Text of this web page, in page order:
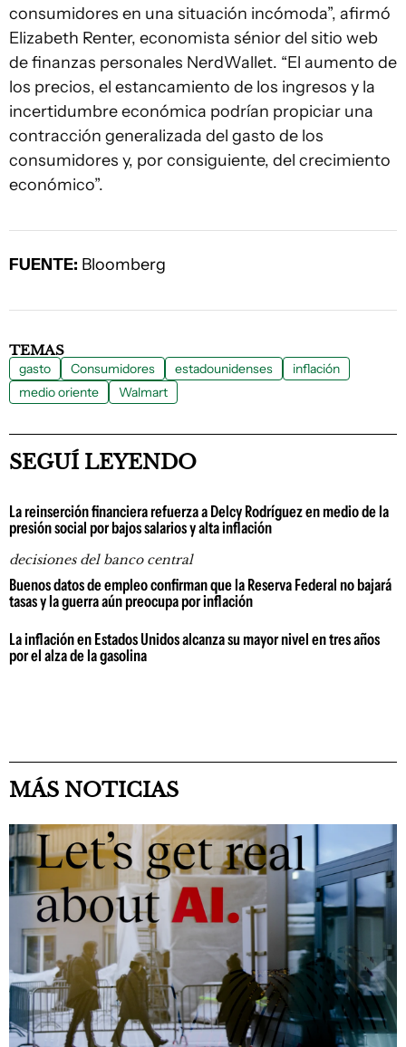
consumidores en una situación incómoda”, afirmó
Elizabeth Renter, economista sénior del sitio web
de finanzas personales NerdWallet. “El aumento de
los precios, el estancamiento de los ingresos y la
incertidumbre económica podrían propiciar una
contracción generalizada del gasto de los
consumidores y, por consiguiente, del crecimiento
económico”.
FUENTE: Bloomberg
TEMAS
gasto Consumidores estadounidenses
inflación
medio oriente
Walmart
SEGUÍ LEYENDO
La reinserción financiera refuerza a Delcy Rodríguez en medio de la
presión social por bajos salarios y alta inflación
decisiones del banco central
Buenos datos de empleo confirman que la Reserva Federal no bajará
tasas y la guerra aún preocupa por inflación
La inflación en Estados Unidos alcanza su mayor nivel en tres años
por el alza de la gasolina
MÁS NOTICIAS